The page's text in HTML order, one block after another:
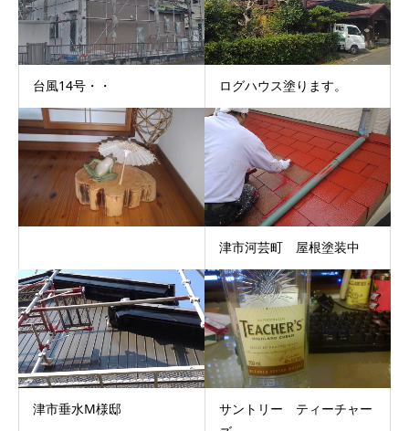
台風14号・・ ログハウス塗ります。
津市河芸町 屋根塗装中
津市垂水M様邸
サントリー ティーチャー